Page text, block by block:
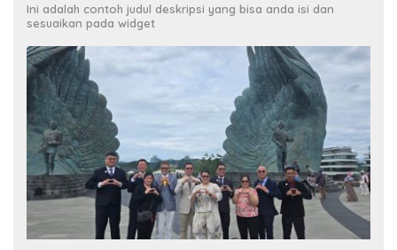
Ini adalah contoh judul deskripsi yang bisa anda isi dan
sesuaikan pada widget